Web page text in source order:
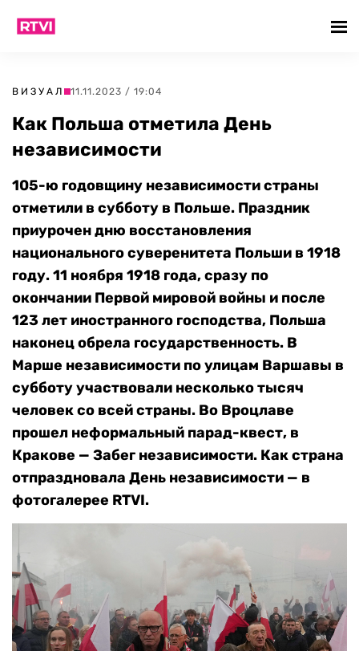
ВИЗУАЛ 11.11.2023 / 19:04
Как Польша отметила День
независимости
105-ю годовщину независимости страны
отметили в субботу в Польше. Праздник
приурочен дню восстановления
национального суверенитета Польши в 1918
году. 11 ноября 1918 года, сразу по
окончании Первой мировой войны и после
123 лет иностранного господства, Польша
наконец обрела государственность. В
Марше независимости по улицам Варшавы в
субботу участвовали несколько тысяч
человек со всей страны. Во Вроцлаве
прошел неформальный парад-квест, в
Кракове — Забег независимости. Как страна
отпраздновала День независимости — в
фотогалерее RTVI.